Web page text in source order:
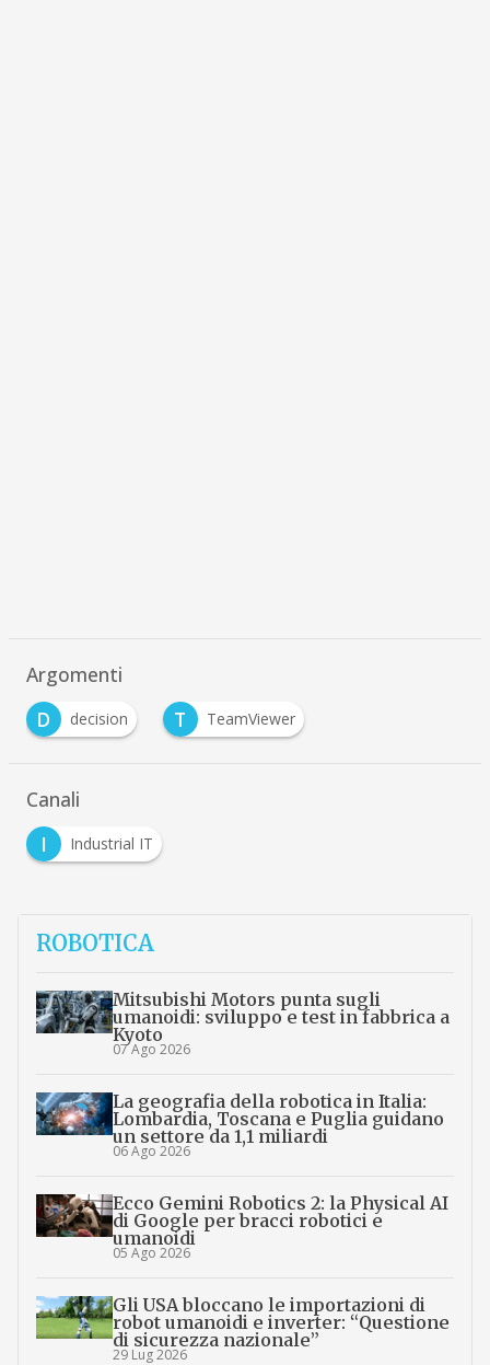
Argomenti
D
decision T TeamViewer
Canali
I
Industrial IT
ROBOTICA
Mitsubishi Motors punta sugli
umanoidi: sviluppo e test in fabbrica a
Kyoto
07 Ago 2026
La geografia della robotica in Italia:
Lombardia, Toscana e Puglia guidano
un settore da 1,1 miliardi
06 Ago 2026
Ecco Gemini Robotics 2: la Physical AI
di Google per bracci robotici e
umanoidi
05 Ago 2026
Gli USA bloccano le importazioni di
robot umanoidi e inverter: “Questione
di sicurezza nazionale”
29 Lug 2026